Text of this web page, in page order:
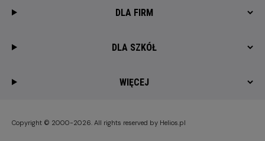
DLA FIRM
DLA SZKÓŁ
WIĘCEJ
Copyright © 2000-2026. All rights reserved by Helios.pl